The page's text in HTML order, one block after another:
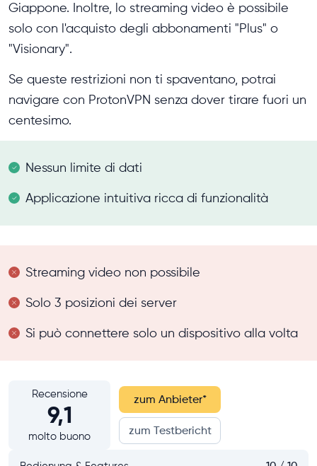
Giappone. Inoltre, lo streaming video è possibile
solo con l'acquisto degli abbonamenti "Plus" o
"Visionary".
Se queste restrizioni non ti spaventano, potrai
navigare con ProtonVPN senza dover tirare fuori un
centesimo.
Nessun limite di dati
Applicazione intuitiva ricca di funzionalità
Streaming video non possibile
Solo 3 posizioni dei server
Si può connettere solo un dispositivo alla volta
Recensione
9,1
molto buono
zum Anbieter*
zum Testbericht